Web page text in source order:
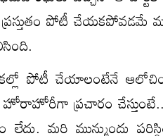
ప్ర‌స్తుతం పోటీ చేయ‌క‌పోవ‌డ‌మే
పోటీ చేయాలంటేనే
హోరాహోరీగా ప్ర‌చారం
మ‌రి మున్ముందు